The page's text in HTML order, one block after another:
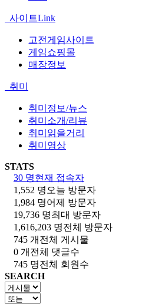
사이트Link
고전게임사이트
게임쇼핑몰
매장정보
취미
취미정보/뉴스
취미소개/리뷰
취미읽을거리
취미영상
STATS
30 명현재 접속자
1,552 명 오늘 방문자
1,984 명어제 방문자
19,736 명최대 방문자
1,616,203 명전체 방문자
745 개 전체 게시물
0 개 전체 댓글수
745 명전체 회원수
SEARCH